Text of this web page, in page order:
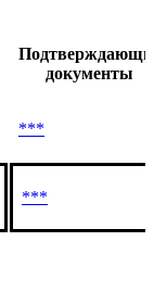
документы
***
***